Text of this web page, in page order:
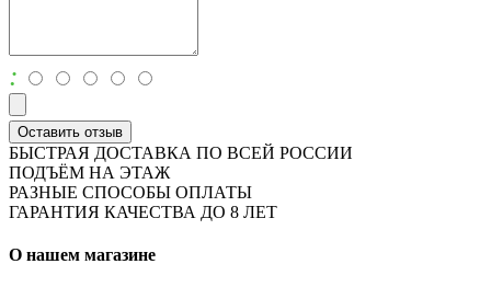
:
Оставить отзыв
БЫСТРАЯ ДОСТАВКА ПО ВСЕЙ РОССИИ
ПОДЪЁМ НА ЭТАЖ
РАЗНЫЕ СПОСОБЫ ОПЛАТЫ
ГАРАНТИЯ КАЧЕСТВА ДО 8 ЛЕТ
О нашем магазине